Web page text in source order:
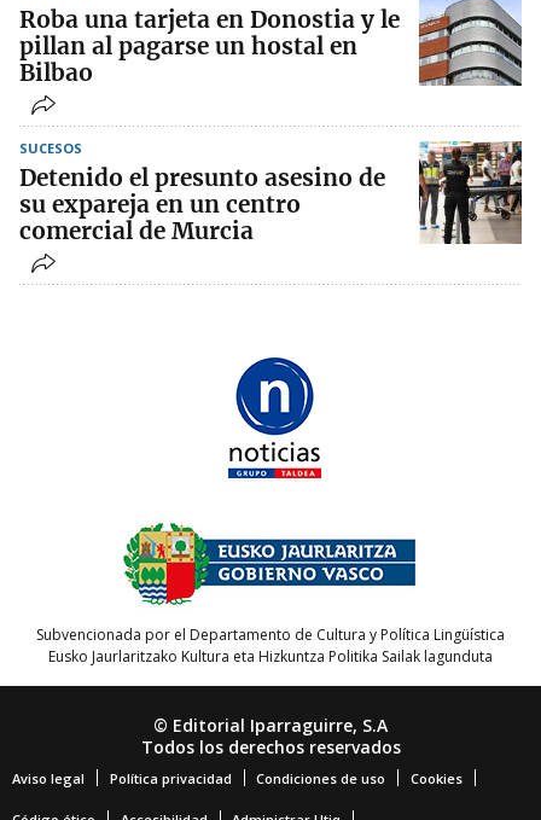
Roba una tarjeta en Donostia y le
pillan al pagarse un hostal en
Bilbao
SUCESOS
Detenido el presunto asesino de
su expareja en un centro
comercial de Murcia
Subvencionada por el Departamento de Cultura y Política Lingüística
Eusko Jaurlaritzako Kultura eta Hizkuntza Politika Sailak lagunduta
© Editorial Iparraguirre, S.A
Todos los derechos reservados
Aviso legal Política privacidad Condiciones de uso Cookies